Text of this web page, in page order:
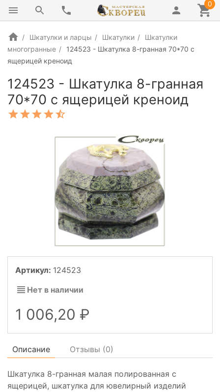
0
Шкатулки и ларцы Шкатулки
Шкатулки
многогранные
124523 - Шкатулка 8-гранная 70*70 с
ящерицей креноид
124523 - Шкатулка 8-гранная
70*70 с ящерицей креноид
Артикул: 124523
Нет в наличии
1 006,20
Описание Отзывы (0)
Шкатулка 8-гранная малая полированная с
ящерицей, шкатулка для ювелирный изделий